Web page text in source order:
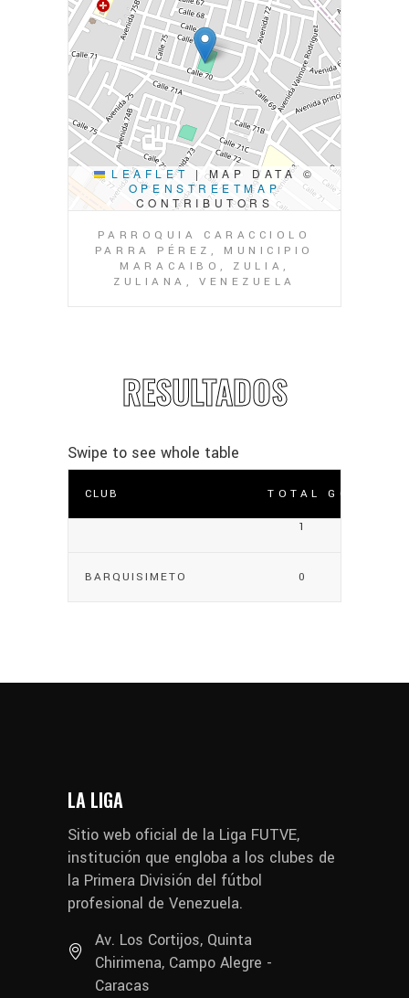
LEAFLET | MAP DATA ©
OPENSTREETMAP
CONTRIBUTORS
PARROQUIA CARACCIOLO
PARRA PÉREZ, MUNICIPIO
MARACAIBO, ZULIA,
ZULIANA, VENEZUELA
RESULTADOS
CLUB TOTAL GOLES
1
BARQUISIMETO 0
LA LIGA
Sitio web oficial de la Liga FUTVE,
institución que engloba a los clubes de
la Primera División del fútbol
profesional de Venezuela.
Av. Los Cortijos, Quinta
Chirimena, Campo Alegre -
Caracas